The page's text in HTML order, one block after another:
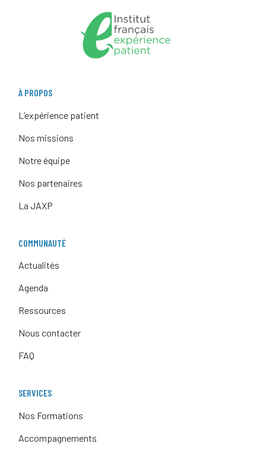
À PROPOS
L’expérience patient
Nos missions
Notre équipe
Nos partenaires
La JAXP
COMMUNAUTÉ
Actualités
Agenda
Ressources
Nous contacter
FAQ
SERVICES
Nos Formations
Accompagnements